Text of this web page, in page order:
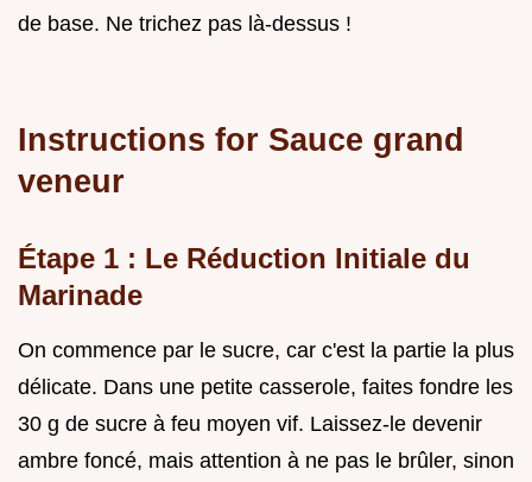
de base. Ne trichez pas là-dessus !
Instructions for Sauce grand
veneur
Étape 1 : Le Réduction Initiale du
Marinade
On commence par le sucre, car c'est la partie la plus
délicate. Dans une petite casserole, faites fondre les
30 g de sucre à feu moyen vif. Laissez-le devenir
ambre foncé, mais attention à ne pas le brûler, sinon